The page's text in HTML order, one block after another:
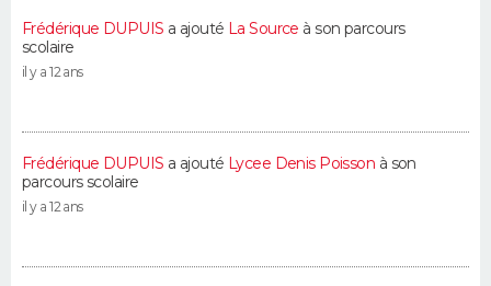
Frédérique DUPUIS a ajouté La Source à son parcours
scolaire
il y a 12 ans
Frédérique DUPUIS a ajouté Lycee Denis Poisson à son
parcours scolaire
il y a 12 ans